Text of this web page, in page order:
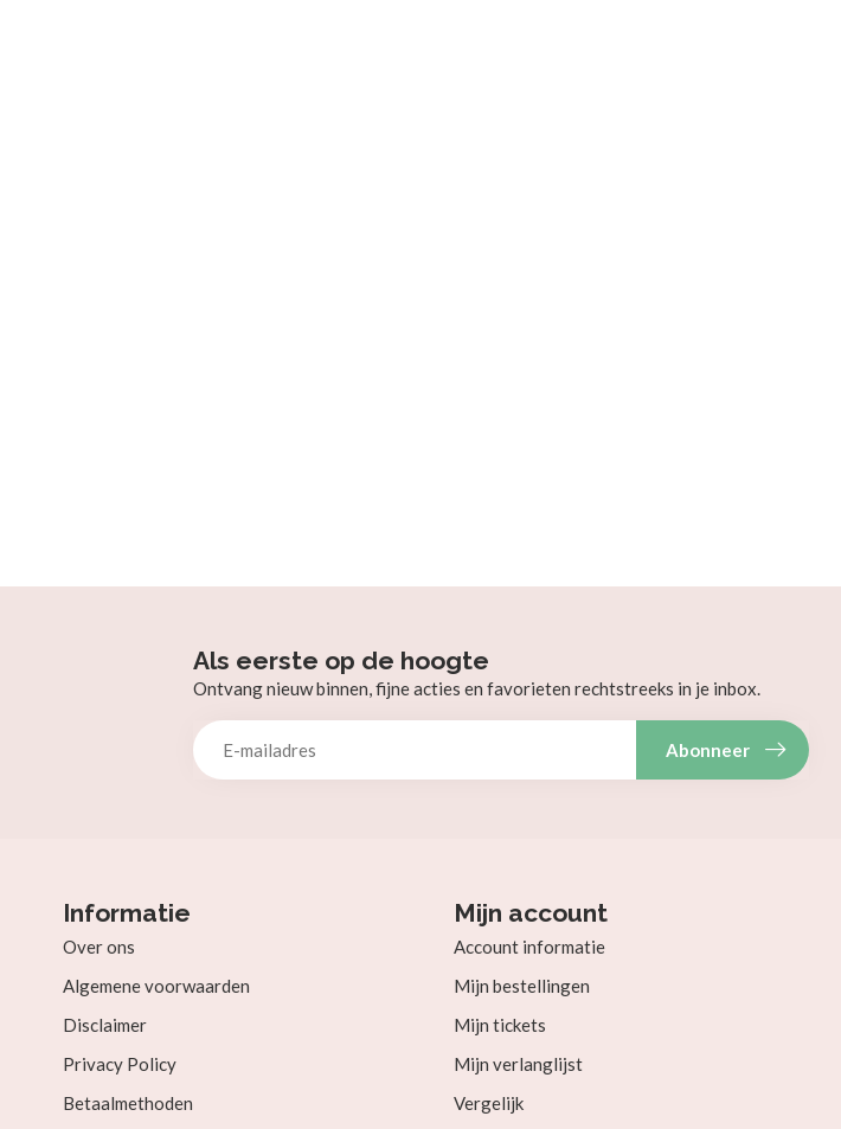
Als eerste op de hoogte
Ontvang nieuw binnen, fijne acties en favorieten rechtstreeks in je inbox.
Abonneer
Informatie
Over ons
Algemene voorwaarden
Disclaimer
Privacy Policy
Betaalmethoden
Mijn account
Account informatie
Mijn bestellingen
Mijn tickets
Mijn verlanglijst
Vergelijk